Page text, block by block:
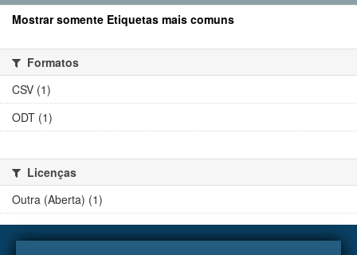
Mostrar somente Etiquetas mais comuns
Formatos
CSV (1)
ODT (1)
Licenças
Outra (Aberta) (1)